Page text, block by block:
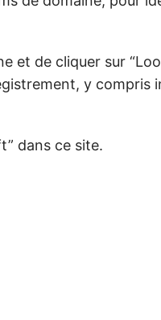
et de cliquer sur
y compris
dans ce site.